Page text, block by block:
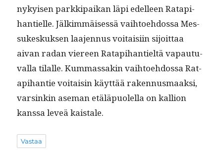
nykyisen parkkipaikan läpi edelleen Rat­api­
hantielle. Jälkim­mäisessä vai­h­toe­hdos­sa Mes­
sukeskuk­sen laa­jen­nus voitaisi­in sijoit­taa
aivan radan viereen Rat­api­hantieltä vapau­tu­
val­la tilalle. Kum­mas­sakin vai­h­toe­hdos­sa Rat­
api­hantie voitaisin käyt­tää raken­nus­maak­si,
varsinkin ase­man etäläpuolel­la on kallion
kanssa lev­eä kaistale.
Vastaa